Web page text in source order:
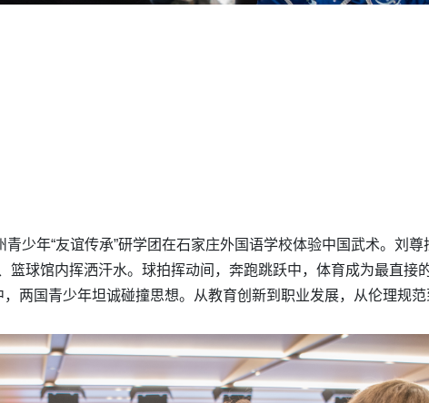
少年“友谊传承”研学团在石家庄外国语学校体验中国武术。刘尊
球馆内挥洒汗水。球拍挥动间，奔跑跳跃中，体育成为最直接
两国青少年坦诚碰撞思想。从教育创新到职业发展，从伦理规